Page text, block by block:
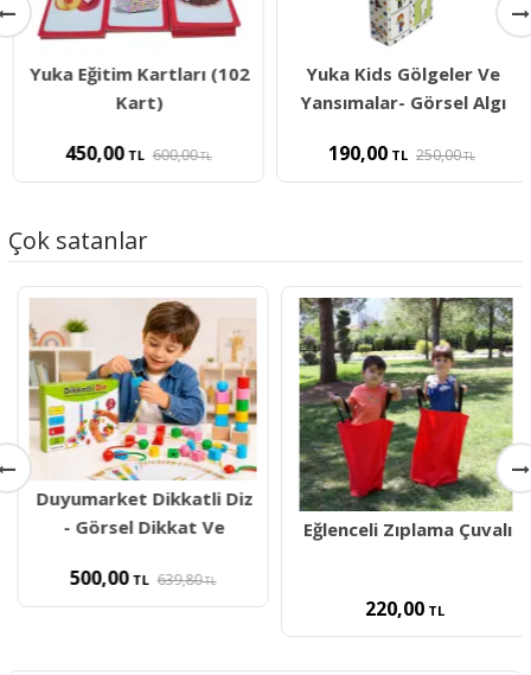
Yuka Eğitim Kartları (102
Kart)
450,00TL 600,00TL
Yuka Kids Gölgeler Ve
Yansımalar- Görsel Algı
190,00TL 250,00TL
Çok satanlar
Duyumarket Dikkatli Diz
- Görsel Dikkat Ve
500,00TL 639,80TL
Eğlenceli Zıplama Çuvalı
220,00TL